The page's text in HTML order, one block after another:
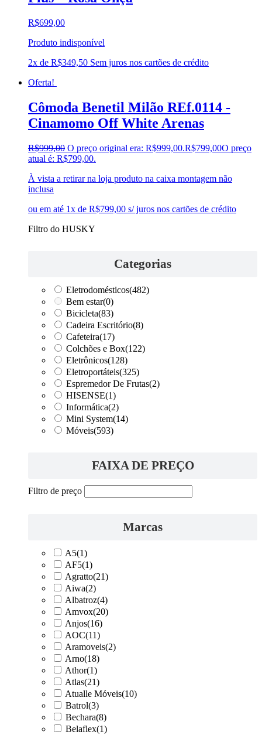
R$699,00
Produto indisponível
2x de R$349,50 Sem juros nos cartões de crédito
Oferta!
Cômoda Benetil Milão REf.0114 -
Cinamomo Off White Arenas
R$999,00 O preço original era: R$999,00.R$799,00O preço
atual é: R$799,00.
À vista a retirar na loja produto na caixa montagem não
inclusa
ou em até 1x de R$799,00 s/ juros nos cartões de crédito
Filtro do HUSKY
Categorias
Eletrodomésticos(482)
Bem estar(0)
Bicicleta(83)
Cadeira Escritório(8)
Cafeteira(17)
Colchões e Box(122)
Eletrônicos(128)
Eletroportáteis(325)
Espremedor De Frutas(2)
HISENSE(1)
Informática(2)
Mini System(14)
Móveis(593)
FAIXA DE PREÇO
Filtro de preço
Marcas
A5(1)
AF5(1)
Agratto(21)
Aiwa(2)
Albatroz(4)
Amvox(20)
Anjos(16)
AOC(11)
Aramoveis(2)
Arno(18)
Athor(1)
Atlas(21)
Atualle Móveis(10)
Batrol(3)
Bechara(8)
Belaflex(1)